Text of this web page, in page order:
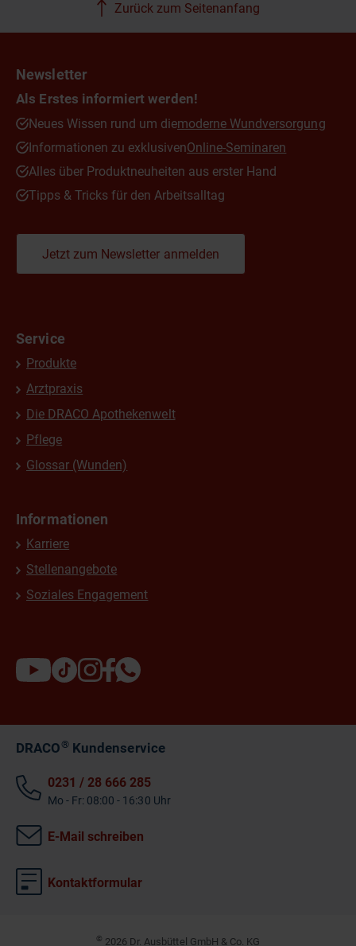
Zurück zum Seitenanfang
Newsletter
Als Erstes informiert werden!
Neues Wissen rund um diemoderne Wundversorgung
Informationen zu exklusivenOnline-Seminaren
Alles über Produktneuheiten aus erster Hand
Tipps & Tricks für den Arbeitsalltag
Jetzt zum Newsletter anmelden
Service
Produkte
Arztpraxis
Die DRACO Apothekenwelt
Pflege
Glossar (Wunden)
Informationen
Karriere
Stellenangebote
Soziales Engagement
DRACO®Kundenservice
0231 / 28 666 285
Mo - Fr: 08:00 - 16:30 Uhr
E-Mail schreiben
Kontaktformular
© 2026 Dr. Ausbüttel GmbH & Co. KG